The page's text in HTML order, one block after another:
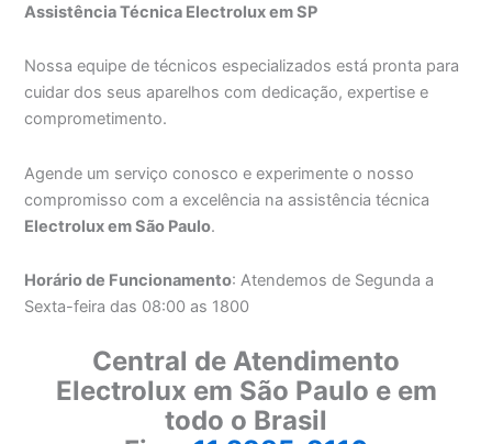
Assistência Técnica Electrolux em SP
Nossa equipe de técnicos especializados está pronta para
cuidar dos seus aparelhos com dedicação, expertise e
comprometimento.
Agende um serviço conosco e experimente o nosso
compromisso com a excelência na assistência técnica
Electrolux em São Paulo.
Horário de Funcionamento: Atendemos de Segunda a
Sexta-feira das 08:00 as 1800
Central de Atendimento
Electrolux em São Paulo e em
todo o Brasil